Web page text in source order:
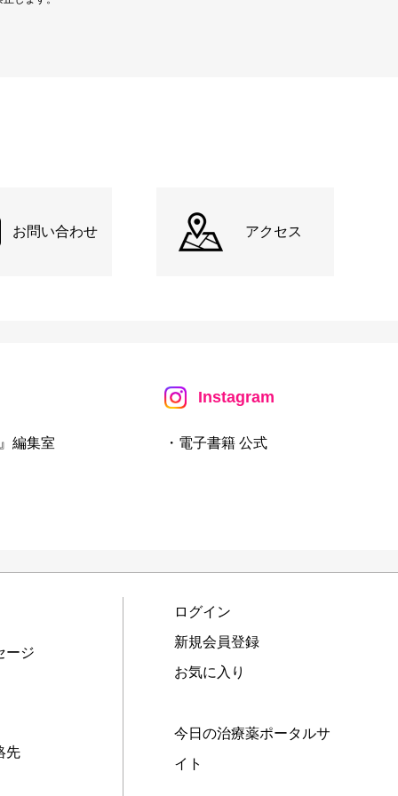
お問い合わせ アクセス
編集室
Instagram
・電子書籍 公式
ージ
先
ログイン
新規会員登録
お気に入り
今日の治療薬ポータルサ
イト